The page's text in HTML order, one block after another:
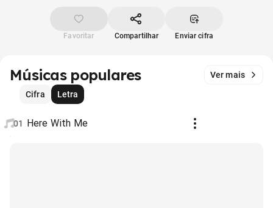
Favoritar Compartilhar Enviar cifra
Músicas populares
Ver mais
Cifra
Letra
01 Here With Me